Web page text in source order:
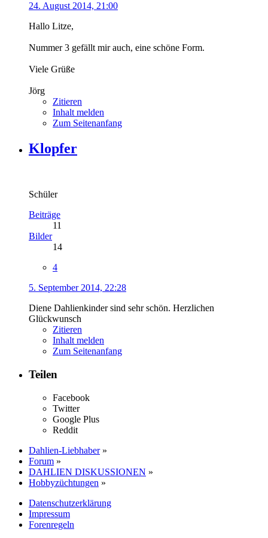
24. August 2014, 21:00
Hallo Litze,
Nummer 3 gefällt mir auch, eine schöne Form.
Viele Grüße
Jörg
Zitieren
Inhalt melden
Zum Seitenanfang
Klopfer
Schüler
Beiträge
11
Bilder
14
4
5. September 2014, 22:28
Diene Dahlienkinder sind sehr schön. Herzlichen
Glückwunsch
Zitieren
Inhalt melden
Zum Seitenanfang
Teilen
Facebook
Twitter
Google Plus
Reddit
Dahlien-Liebhaber »
Forum »
DAHLIEN DISKUSSIONEN »
Hobbyzüchtungen »
Datenschutzerklärung
Impressum
Forenregeln